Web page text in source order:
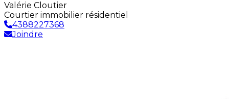
Valérie Cloutier
Courtier immobilier résidentiel
4388227368
Joindre